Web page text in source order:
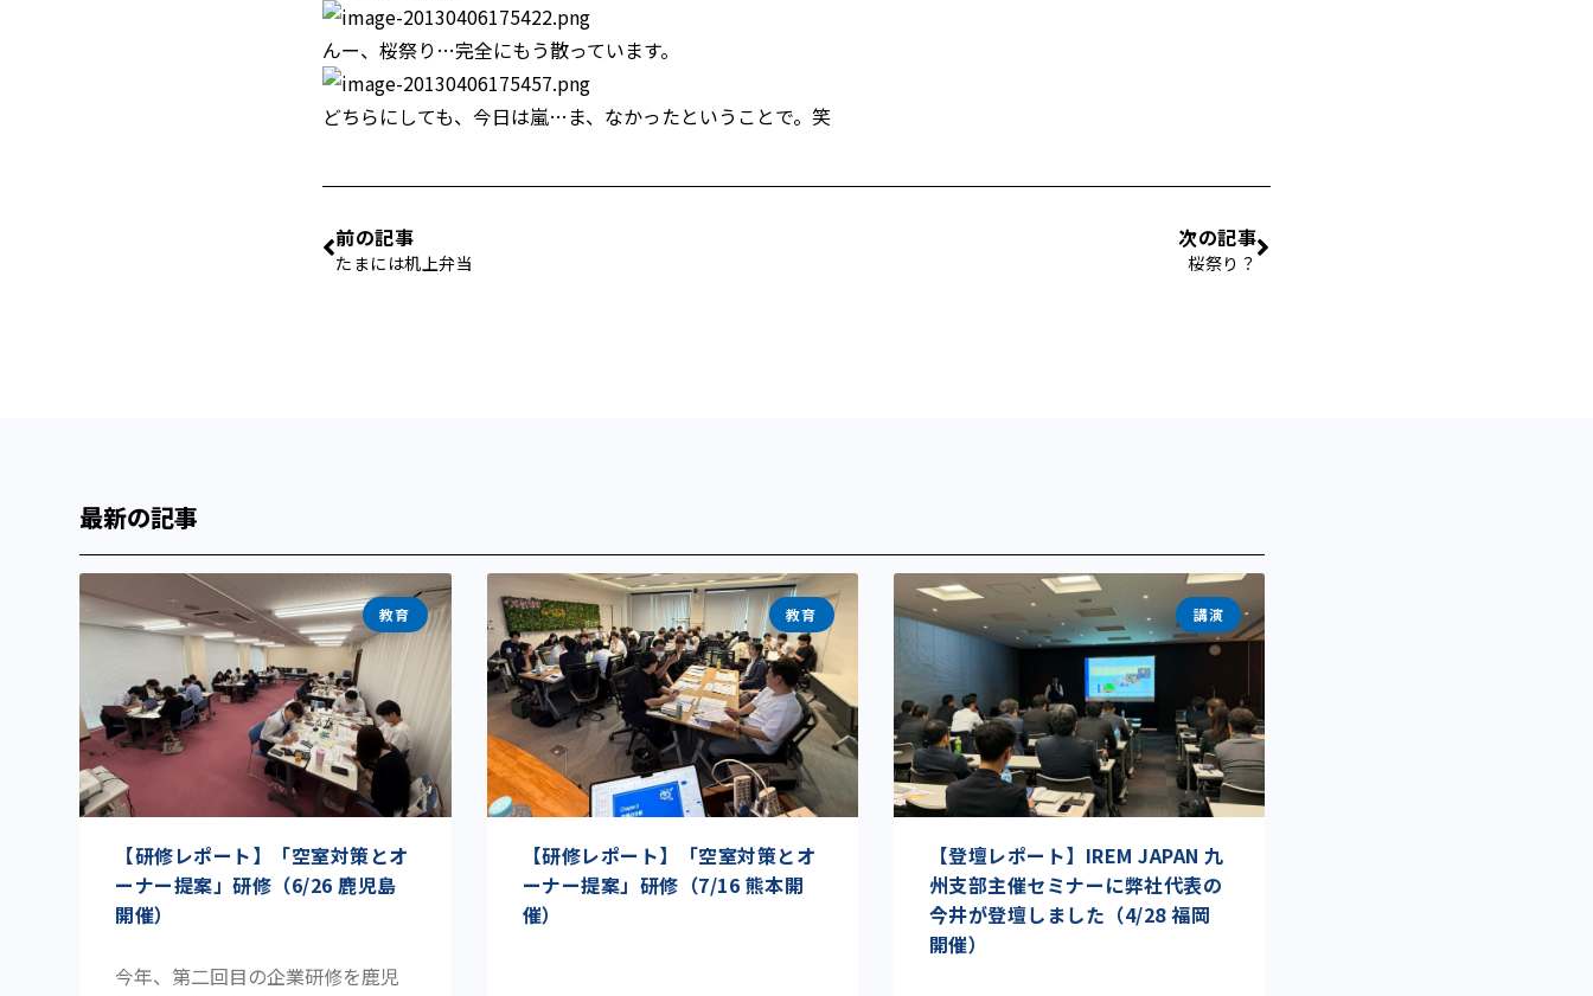
んー、桜祭り…完全にもう散っています。
どちらにしても、今日は嵐…ま、なかったということで。笑
前の記事
たまには机上弁当
次の記事
桜祭り？
最新の記事
教育
【研修レポート】「空室対策とオ
ーナー提案」研修（6/26 鹿児島
開催）
今年、第二回目の企業研修を鹿児
教育
【研修レポート】「空室対策とオ
ーナー提案」研修（7/16 熊本開
催）
講演
【登壇レポート】IREM JAPAN 九
州支部主催セミナーに弊社代表の
今井が登壇しました（4/28 福岡
開催）